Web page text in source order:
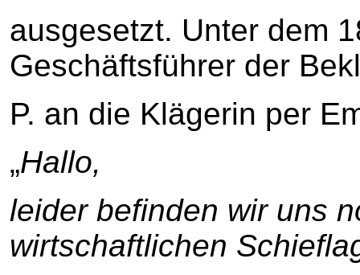
ausgesetzt. Unter dem
Geschäftsführer der
P. an die Klägerin per
„Hallo,
leider befinden wir uns
wirtschaftlichen